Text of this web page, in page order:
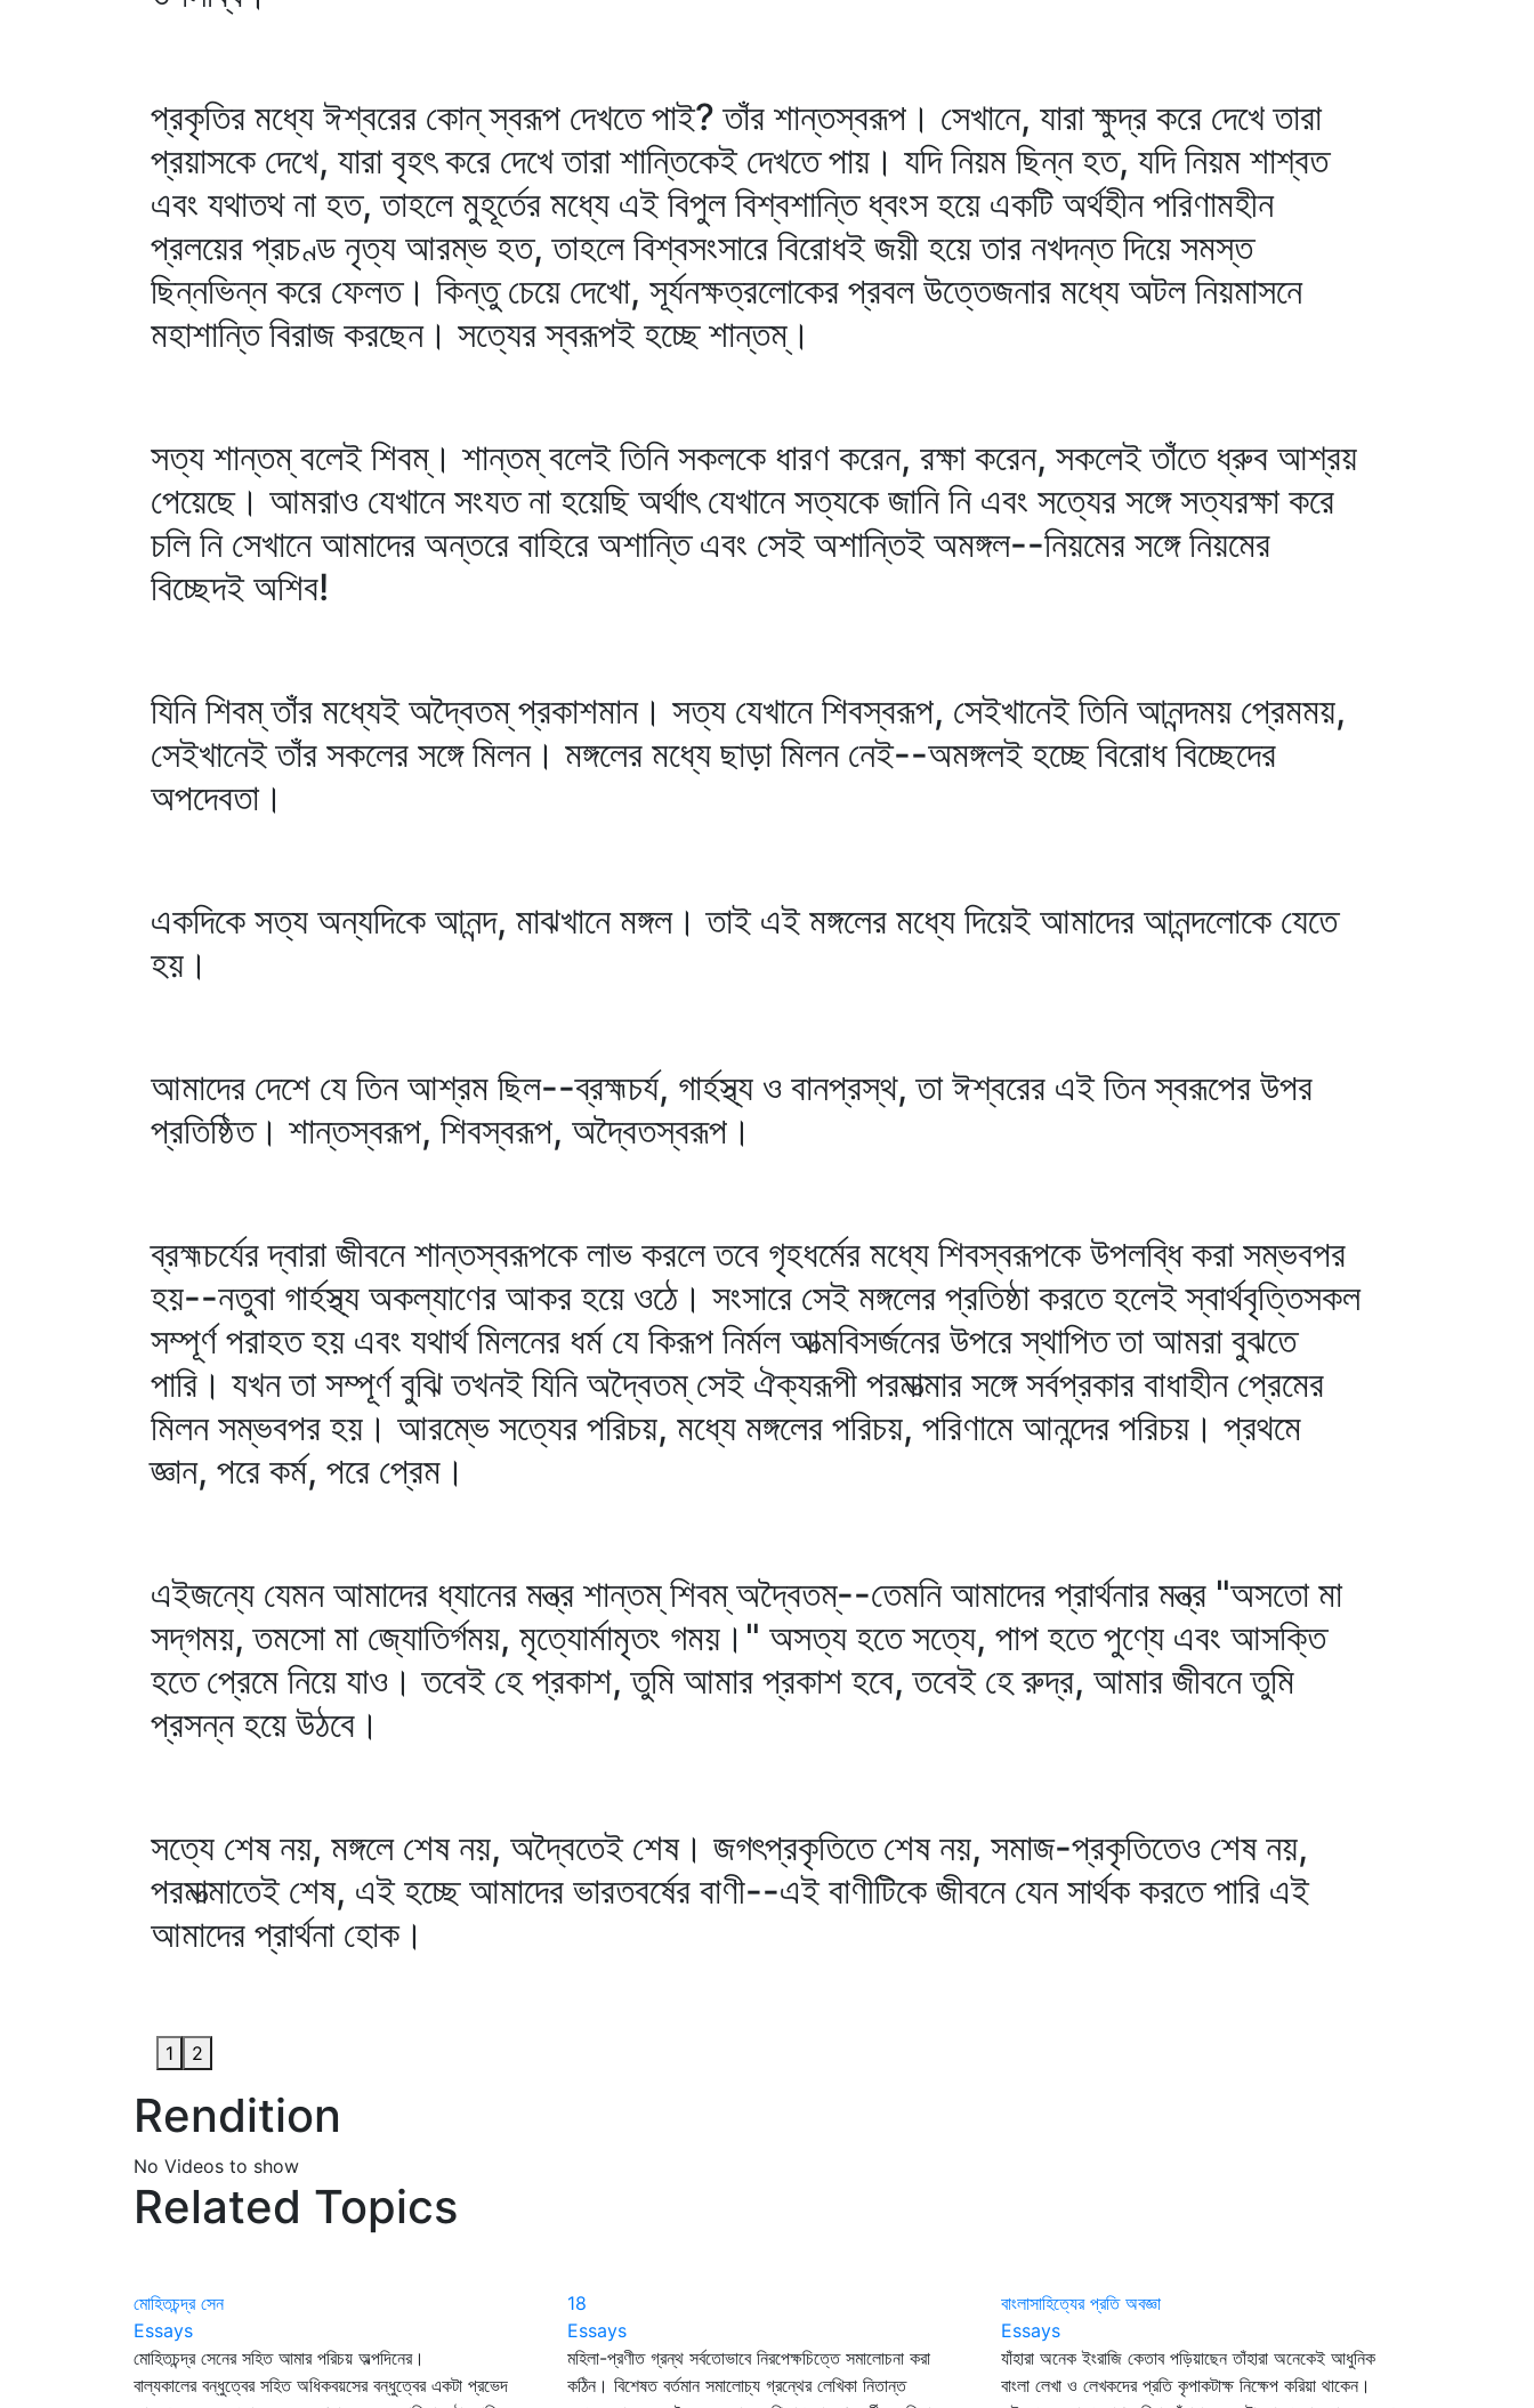
প্রকৃতির মধ্যে ঈশ্বরের কোন্‌ স্বরূপ দেখতে পাই? তাঁর শান্তস্বরূপ। সেখানে, যারা ক্ষুদ্র করে দেখে তারা
প্রয়াসকে দেখে, যারা বৃহৎ করে দেখে তারা শান্তিকেই দেখতে পায়। যদি নিয়ম ছিন্ন হত, যদি নিয়ম শাশ্বত
এবং যথাতথ না হত, তাহলে মুহূর্তের মধ্যে এই বিপুল বিশ্বশান্তি ধ্বংস হয়ে একটি অর্থহীন পরিণামহীন
প্রলয়ের প্রচণ্ড নৃত্য আরম্ভ হত, তাহলে বিশ্বসংসারে বিরোধই জয়ী হয়ে তার নখদন্ত দিয়ে সমস্ত
ছিন্নভিন্ন করে ফেলত। কিন্তু চেয়ে দেখো, সূর্যনক্ষত্রলোকের প্রবল উত্তেজনার মধ্যে অটল নিয়মাসনে
মহাশান্তি বিরাজ করছেন। সত্যের স্বরূপই হচ্ছে শান্তম্‌।
সত্য শান্তম্‌ বলেই শিবম্‌। শান্তম্‌ বলেই তিনি সকলকে ধারণ করেন, রক্ষা করেন, সকলেই তাঁতে ধ্রুব আশ্রয়
পেয়েছে। আমরাও যেখানে সংযত না হয়েছি অর্থাৎ যেখানে সত্যকে জানি নি এবং সত্যের সঙ্গে সত্যরক্ষা করে
চলি নি সেখানে আমাদের অন্তরে বাহিরে অশান্তি এবং সেই অশান্তিই অমঙ্গল--নিয়মের সঙ্গে নিয়মের
বিচ্ছেদই অশিব!
যিনি শিবম্‌ তাঁর মধ্যেই অদ্বৈতম্‌ প্রকাশমান। সত্য যেখানে শিবস্বরূপ, সেইখানেই তিনি আনন্দময় প্রেমময়,
সেইখানেই তাঁর সকলের সঙ্গে মিলন। মঙ্গলের মধ্যে ছাড়া মিলন নেই--অমঙ্গলই হচ্ছে বিরোধ বিচ্ছেদের
অপদেবতা।
একদিকে সত্য অন্যদিকে আনন্দ, মাঝখানে মঙ্গল। তাই এই মঙ্গলের মধ্যে দিয়েই আমাদের আনন্দলোকে যেতে
হয়।
আমাদের দেশে যে তিন আশ্রম ছিল--ব্রহ্মচর্য, গার্হস্থ্য ও বানপ্রস্থ, তা ঈশ্বরের এই তিন স্বরূপের উপর
প্রতিষ্ঠিত। শান্তস্বরূপ, শিবস্বরূপ, অদ্বৈতস্বরূপ।
ব্রহ্মচর্যের দ্বারা জীবনে শান্তস্বরূপকে লাভ করলে তবে গৃহধর্মের মধ্যে শিবস্বরূপকে উপলব্ধি করা সম্ভবপর
হয়--নতুবা গার্হস্থ্য অকল্যাণের আকর হয়ে ওঠে। সংসারে সেই মঙ্গলের প্রতিষ্ঠা করতে হলেই স্বার্থবৃত্তিসকল
সম্পূর্ণ পরাহত হয় এবং যথার্থ মিলনের ধর্ম যে কিরূপ নির্মল আত্মবিসর্জনের উপরে স্থাপিত তা আমরা বুঝতে
পারি। যখন তা সম্পূর্ণ বুঝি তখনই যিনি অদ্বৈতম্‌ সেই ঐক্যরূপী পরমাত্মার সঙ্গে সর্বপ্রকার বাধাহীন প্রেমের
মিলন সম্ভবপর হয়। আরম্ভে সত্যের পরিচয়, মধ্যে মঙ্গলের পরিচয়, পরিণামে আনন্দের পরিচয়। প্রথমে
জ্ঞান, পরে কর্ম, পরে প্রেম।
এইজন্যে যেমন আমাদের ধ্যানের মন্ত্র শান্তম্‌ শিবম্‌ অদ্বৈতম্‌--তেমনি আমাদের প্রার্থনার মন্ত্র "অসতো মা
সদ্‌গময়, তমসো মা জ্যোতির্গময়, মৃত্যোর্মামৃতং গময়।" অসত্য হতে সত্যে, পাপ হতে পুণ্যে এবং আসক্তি
হতে প্রেমে নিয়ে যাও। তবেই হে প্রকাশ, তুমি আমার প্রকাশ হবে, তবেই হে রুদ্র, আমার জীবনে তুমি
প্রসন্ন হয়ে উঠবে।
সত্যে শেষ নয়, মঙ্গলে শেষ নয়, অদ্বৈতেই শেষ। জগৎপ্রকৃতিতে শেষ নয়, সমাজ-প্রকৃতিতেও শেষ নয়,
পরমাত্মাতেই শেষ, এই হচ্ছে আমাদের ভারতবর্ষের বাণী--এই বাণীটিকে জীবনে যেন সার্থক করতে পারি এই
আমাদের প্রার্থনা হোক।
1 2
Rendition
No Videos to show
Related Topics
মোহিতচন্দ্র সেন
Essays
মোহিতচন্দ্র সেনের সহিত আমার পরিচয় অল্পদিনের।
বাল্যকালের বন্ধুত্বের সহিত অধিকবয়সের বন্ধুত্বের একটা প্রভেদ
18
Essays
মহিলা-প্রণীত গ্রন্থ সর্বতোভাবে নিরপেক্ষচিত্তে সমালোচনা করা
কঠিন। বিশেষত বর্তমান সমালোচ্য গ্রন্থের লেখিকা নিতান্ত
বাংলাসাহিত্যের প্রতি অবজ্ঞা
Essays
যাঁহারা অনেক ইংরাজি কেতাব পড়িয়াছেন তাঁহারা অনেকেই আধুনিক
বাংলা লেখা ও লেখকদের প্রতি কৃপাকটাক্ষ নিক্ষেপ করিয়া থাকেন।